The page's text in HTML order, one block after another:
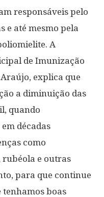
responsáveis pelo
e até mesmo pela
A
de Imunização
explica que
a diminuição das
quando
décadas
como
rubéola e outras
para que continue
tenhamos boas